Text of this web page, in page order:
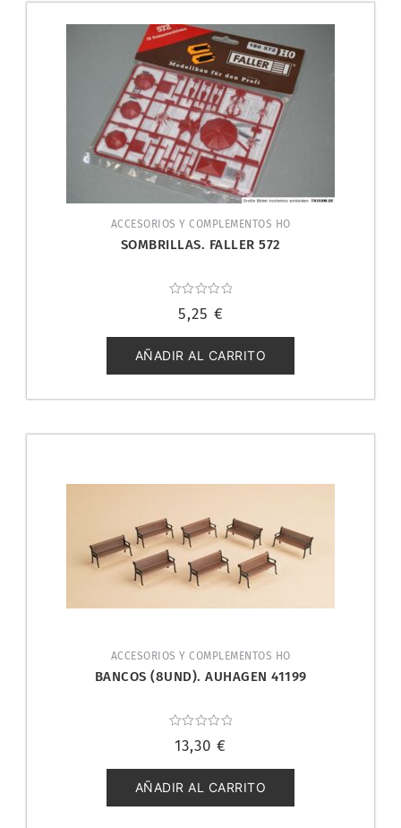
ACCESORIOS Y COMPLEMENTOS HO
SOMBRILLAS. FALLER 572
con
de
5
5,25 €
AÑADIR AL CARRITO
ACCESORIOS Y COMPLEMENTOS HO
BANCOS (8UND). AUHAGEN 41199
con
de
5
13,30 €
AÑADIR AL CARRITO